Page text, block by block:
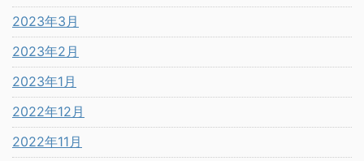
2023年3月
2023年2月
2023年1月
2022年12月
2022年11月